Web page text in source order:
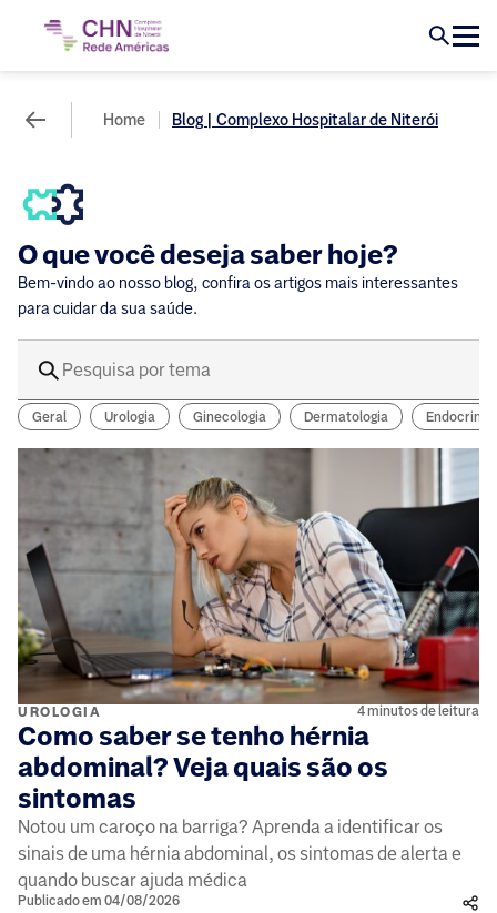
Home Blog | Complexo Hospitalar de Niterói
O que você deseja saber hoje?
Bem-vindo ao nosso blog, confira os artigos mais interessantes
para cuidar da sua saúde.
Geral Urologia Ginecologia Dermatologia
UROLOGIA 4 minutos de leitura
Como saber se tenho hérnia
abdominal? Veja quais são os
sintomas
Notou um caroço na barriga? Aprenda a identificar os
sinais de uma hérnia abdominal, os sintomas de alerta e
quando buscar ajuda médica
Publicado em 04/08/2026